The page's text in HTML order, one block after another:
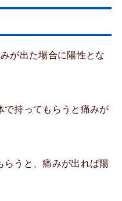
が出た場合に陽性とな
で持ってもらうと痛みが
らうと、痛みが出れば陽